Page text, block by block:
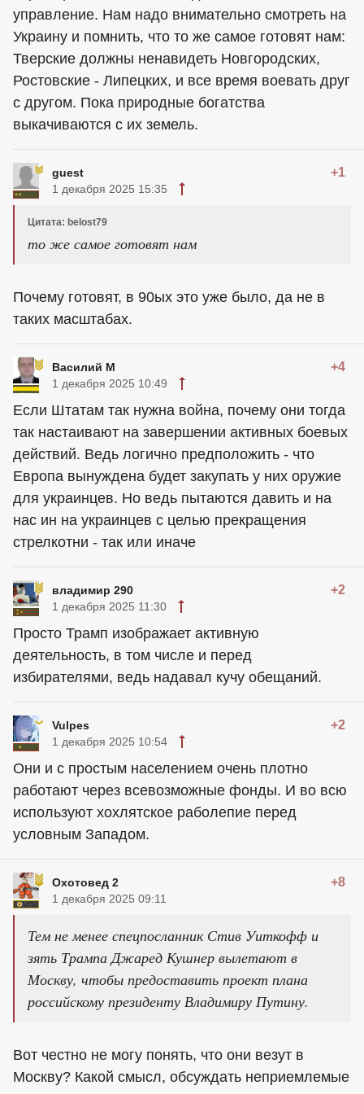
управление. Нам надо внимательно смотреть на
Украину и помнить, что то же самое готовят нам:
Тверские должны ненавидеть Новгородских,
Ростовские - Липецких, и все время воевать друг
с другом. Пока природные богатства
выкачиваются с их земель.
guest +1
1 декабря 2025 15:35
Цитата: belost79
то же самое готовят нам
Почему готовят, в 90ых это уже было, да не в
таких масштабах.
Василий М +4
1 декабря 2025 10:49
Если Штатам так нужна война, почему они тогда
так настаивают на завершении активных боевых
действий. Ведь логично предположить - что
Европа вынуждена будет закупать у них оружие
для украинцев. Но ведь пытаются давить и на
нас ин на украинцев с целью прекращения
стрелкотни - так или иначе
владимир 290 +2
1 декабря 2025 11:30
Просто Трамп изображает активную
деятельность, в том числе и перед
избирателями, ведь надавал кучу обещаний.
Vulpes +2
1 декабря 2025 10:54
Они и с простым населением очень плотно
работают через всевозможные фонды. И во всю
используют хохлятское раболепие перед
условным Западом.
Охотовед 2 +8
1 декабря 2025 09:11
Тем не менее спецпосланник Стив Уиткофф и
зять Трампа Джаред Кушнер вылетают в
Москву, чтобы предоставить проект плана
российскому президенту Владимиру Путину.
Вот честно не могу понять, что они везут в
Москву? Какой смысл, обсуждать неприемлемые